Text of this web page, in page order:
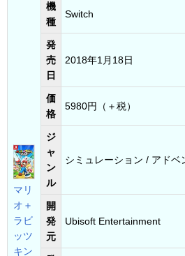
マリ
オ＋
ラビ
ッツ
キン
機
種
Switch
発
売
日
2018年1月18日
価
格
5980円（＋税）
ジ
ャ
ン
ル
シミュレーション / アドベ
開
発
元
Ubisoft Entertainment